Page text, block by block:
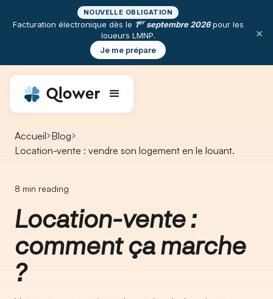
NOUVELLE OBLIGATION
Facturation électronique dès le 1erseptembre 2026pour les
loueurs LMNP.
Je me prépare
×
Accueil Blog
Location-vente : vendre son logement en le louant.
8 min reading
Location-vente :
comment ça marche
?